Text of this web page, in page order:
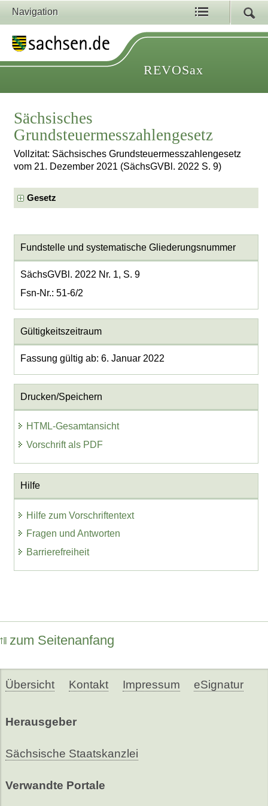
Navigation
REVOSax
Sächsisches
Grundsteuermesszahlengesetz
Vollzitat: Sächsisches Grundsteuermesszahlengesetz
vom 21. Dezember 2021 (SächsGVBl. 2022 S. 9)
Gesetz
Fundstelle und systematische Gliederungsnummer
SächsGVBl. 2022 Nr. 1, S. 9
Fsn-Nr.: 51-6/2
Gültigkeitszeitraum
Fassung gültig ab: 6. Januar 2022
Drucken/Speichern
HTML-Gesamtansicht
Vorschrift als PDF
Hilfe
Hilfe zum Vorschriftentext
Fragen und Antworten
Barrierefreiheit
zum Seitenanfang
Übersicht Kontakt Impressum eSignatur
Herausgeber
Sächsische Staatskanzlei
Verwandte Portale